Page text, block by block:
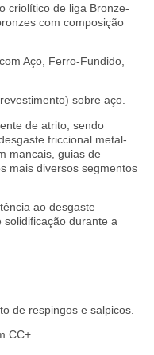
criolítico de liga Bronze-
com composição
Aço, Ferro-Fundido,
sobre aço.
de atrito, sendo
friccional metal-
mancais, guias de
mais diversos segmentos
ao desgaste
durante a
de respingos e salpicos.
CC+.